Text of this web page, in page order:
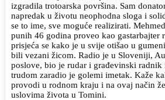
izgradila trotoarska površina. Sam
napredak u životu neophodna sloga i
se to ime, sve moguće realizirati.
punih 46 godina proveo kao gastarbajter
prisjeća se kako je u svije otišao u
bili vezani žicom. Radio je u Sloveniji,
poslove, bio je rudar i građevinski
trudom zaradio je golemi imetak. Kaže
provodi u rodnom kraju i na ovaj način
uslovima života u Tomini.